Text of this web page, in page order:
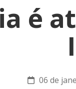
é
06 de